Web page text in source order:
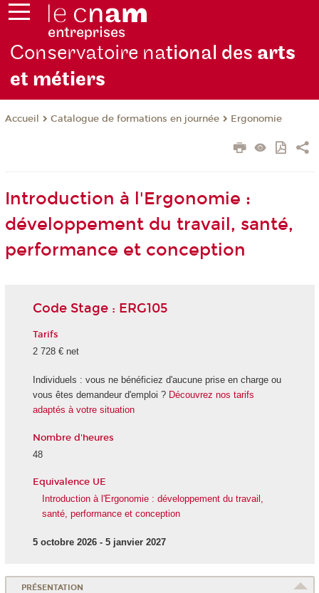
Conservatoire national des arts
et métiers
Accueil Catalogue de formations en journée Ergonomie
Introduction à l'Ergonomie :
développement du travail, santé,
performance et conception
Code Stage : ERG105
Tarifs
2 728 € net
Individuels : vous ne bénéficiez d'aucune prise en charge ou
vous êtes demandeur d'emploi ? Découvrez nos tarifs
adaptés à votre situation
Nombre d'heures
48
Equivalence UE
Introduction à l'Ergonomie : développement du travail,
santé, performance et conception
5 octobre 2026 - 5 janvier 2027
PRÉSENTATION